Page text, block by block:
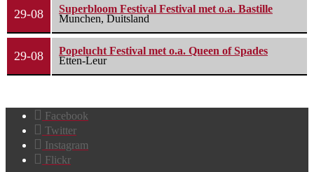
29-08
Superbloom Festival Festival met o.a. Bastille
Munchen, Duitsland
29-08
Popelucht Festival met o.a. Queen of Spades
Etten-Leur
Facebook
Twitter
Instagram
Flickr